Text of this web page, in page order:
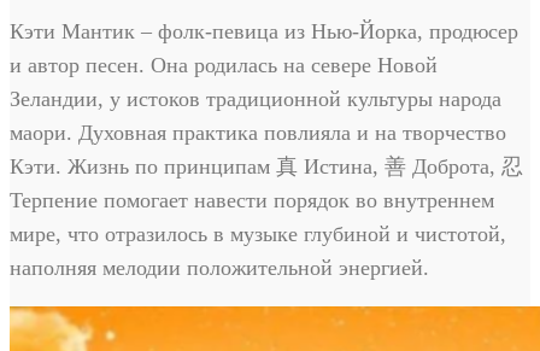
Кэти Мантик – фолк-певица из Нью-Йорка, продюсер
и автор песен. Она родилась на севере Новой
Зеландии, у истоков традиционной культуры народа
маори. Духовная практика повлияла и на творчество
Кэти. Жизнь по принципам 真 Истина, 善 Доброта, 忍
Терпение помогает навести порядок во внутреннем
мире, что отразилось в музыке глубиной и чистотой,
наполняя мелодии положительной энергией.